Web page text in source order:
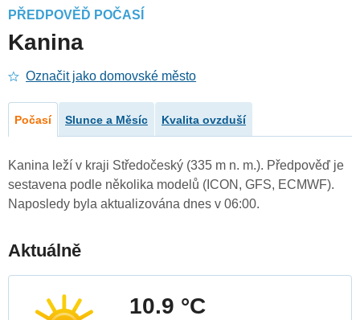
PŘEDPOVĚĎ POČASÍ
Kanina
Označit jako domovské město
Počasí Slunce a Měsíc Kvalita ovzduší
Kanina leží v kraji Středočeský (335 m n. m.). Předpověď je
sestavena podle několika modelů (ICON, GFS, ECMWF).
Naposledy byla aktualizována dnes v 06:00.
Aktuálně
10.9 °C